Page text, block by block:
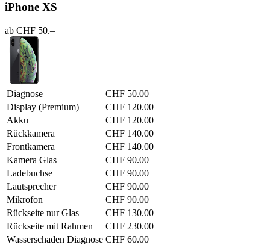
iPhone XS
ab CHF 50.–
Diagnose
CHF 50.00
Display (Premium)
CHF 120.00
Akku
CHF 120.00
Rückkamera
CHF 140.00
Frontkamera
CHF 140.00
Kamera Glas
CHF 90.00
Ladebuchse
CHF 90.00
Lautsprecher
CHF 90.00
Mikrofon
CHF 90.00
Rückseite nur Glas
CHF 130.00
Rückseite mit Rahmen
CHF 230.00
Wasserschaden Diagnose CHF 60.00